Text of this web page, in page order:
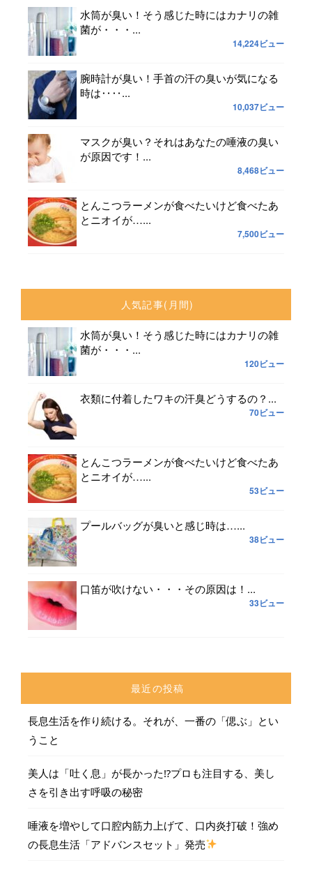
水筒が臭い！そう感じた時にはカナリの雑
菌が・・・...
14,224ビュー
腕時計が臭い！手首の汗の臭いが気になる
時は‥‥...
10,037ビュー
マスクが臭い？それはあなたの唾液の臭い
が原因です！...
8,468ビュー
とんこつラーメンが食べたいけど食べたあ
とニオイが…...
7,500ビュー
人気記事(月間)
水筒が臭い！そう感じた時にはカナリの雑
菌が・・・...
120ビュー
衣類に付着したワキの汗臭どうするの？...
70ビュー
とんこつラーメンが食べたいけど食べたあ
とニオイが…...
53ビュー
プールバッグが臭いと感じ時は…...
38ビュー
口笛が吹けない・・・その原因は！...
33ビュー
最近の投稿
長息生活を作り続ける。それが、一番の「偲ぶ」とい
うこと
美人は「吐く息」が長かった⁉︎プロも注目する、美し
さを引き出す呼吸の秘密
唾液を増やして口腔内筋力上げて、口内炎打破！強め
の長息生活「アドバンスセット」発売